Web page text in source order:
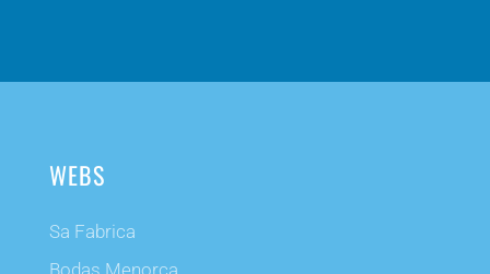
WEBS
Sa Fabrica
Bodas Menorca